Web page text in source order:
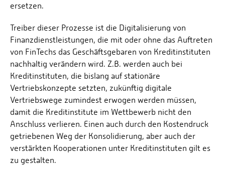
ersetzen.
Treiber dieser Prozesse ist die Digitalisierung von
Finanzdienstleistungen, die mit oder ohne das Auftreten
von FinTechs das Geschäftsgebaren von Kreditinstituten
nachhaltig verändern wird. Z.B. werden auch bei
Kreditinstituten, die bislang auf stationäre
Vertriebskonzepte setzten, zukünftig digitale
Vertriebswege zumindest erwogen werden müssen,
damit die Kreditinstitute im Wettbewerb nicht den
Anschluss verlieren. Einen auch durch den Kostendruck
getriebenen Weg der Konsolidierung, aber auch der
verstärkten Kooperationen unter Kreditinstituten gilt es
zu gestalten.